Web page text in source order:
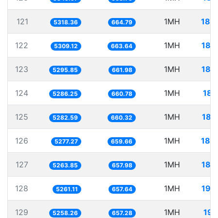
121 5318.36 664.79 1MH
122 5309.12 663.64 1MH
123 5295.85 661.98 1MH
124 5286.25 660.78 1MH
125 5282.59 660.32 1MH
126 5277.27 659.66 1MH
127 5263.85 657.98 1MH
128 5261.11 657.64 1MH
129 5258.26 657.28 1MH